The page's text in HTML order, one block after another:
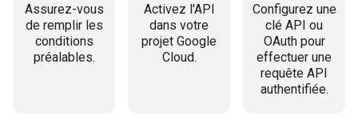
Assurez-vous
de remplir les
conditions
préalables.
Activez l'API
dans votre
projet Google
Cloud.
Configurez une
clé API ou
OAuth pour
effectuer une
requête API
authentifiée.